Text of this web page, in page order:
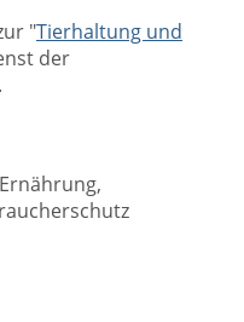
"Tierhaltung und
der